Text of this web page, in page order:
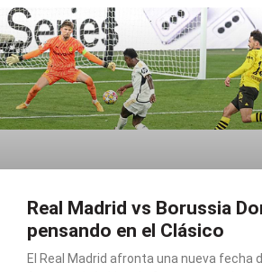
Real Madrid vs Borussia
pensando en el Clásico
El Real Madrid afronta una nueva fecha